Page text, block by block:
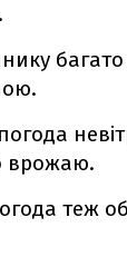
врожаю.
теж